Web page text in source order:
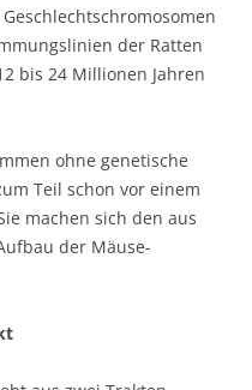
der Ratten
bis 24 Millionen Jahren
ohne genetische
Teil schon vor einem
machen sich den aus
der Mäuse-